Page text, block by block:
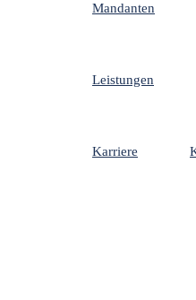
Mandanten
Leistungen
Karriere